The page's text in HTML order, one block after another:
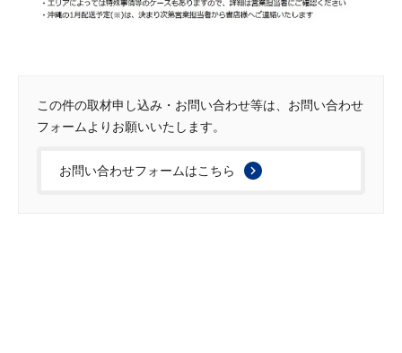
この件の取材申し込み・お問い合わせ等は、お問い合わせ
フォームよりお願いいたします。
お問い合わせフォームはこちら